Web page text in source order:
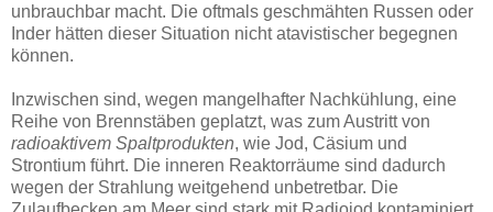
unbrauchbar macht. Die oftmals geschmähten Russen oder
Inder hätten dieser Situation nicht atavistischer begegnen
können.
Inzwischen sind, wegen mangelhafter Nachkühlung, eine
Reihe von Brennstäben geplatzt, was zum Austritt von
radioaktivem Spaltprodukten, wie Jod, Cäsium und
Strontium führt. Die inneren Reaktorräume sind dadurch
wegen der Strahlung weitgehend unbetretbar. Die